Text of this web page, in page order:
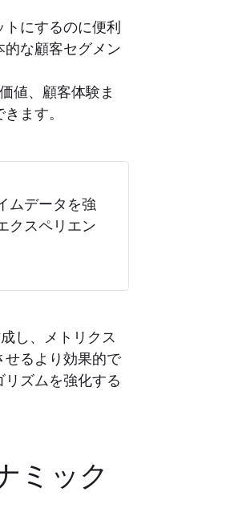
にするのに便利
な顧客セグメン
値、顧客体験ま
ます。
ムデータを強
クスペリエン
し、メトリクス
せるより効果的で
ズムを強化する
ミック